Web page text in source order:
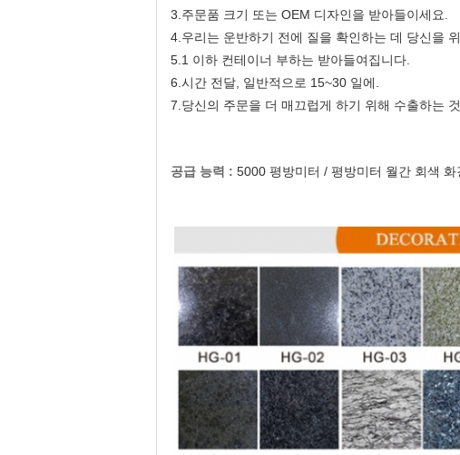
3.주문품 크기 또는 OEM 디자인을 받아들이세요.
4.우리는 운반하기 전에 질을 확인하는 데 당신을
5.1 이하 컨테이너 부하는 받아들여집니다.
6.시간 전달, 일반적으로 15~30 일에.
7.당신의 주문을 더 매끄럽게 하기 위해 수출하는
공급 능력 : 5000 평방미터 / 평방미터 월간 회색 화